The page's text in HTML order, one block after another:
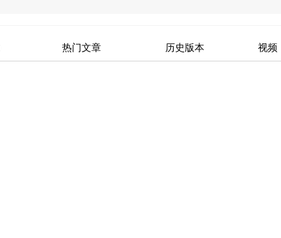
热门文章 历史版本 视频